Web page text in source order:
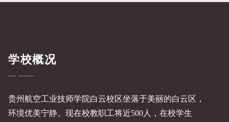
学校概况
贵州航空工业技师学院白云校区坐落于美丽的白云区，
环境优美宁静。现在校教职工将近500人，在校学生